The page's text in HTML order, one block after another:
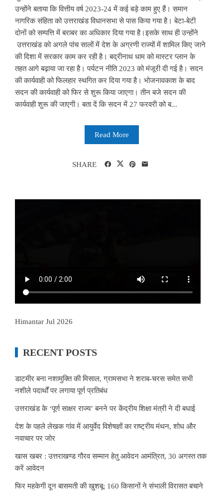
उन्होंने बताया कि वित्तीय वर्ष 2023-24 में कई बड़े काम हुए हैं। समान
नागरिक संहिता को उत्तराखंड विधानसभा से पास किया गया है। बेटा-बेटी
दोनों को सम्पत्ति में बराबर का अधिकार दिया गया है।इसके साथ ही उन्होंने
उत्तराखंड को अगले पांच सालों में देश के अग्रणी राज्यों में शामिल किए जाने
की दिशा में सरकार काम कर रही है। बद्रीनाथ धाम को मास्टर प्लान के
तहत आगे बढ़ाया जा रहा है। पर्यटन नीति 2023 को मंजूरी दी गई है। सदन
की कार्यवाही को फिलहार स्थगित कर दिया गया है। भोजनावकाश के बाद
सदन की कार्यवाही को फिर से शुरू किया जाएगा। तीन बजे सदन की
कार्यवाही शुरू की जाएगी। बता दें कि सदन में 27 फरवरी को ब...
Read More
SHARE
Himantar Jul 2026
RECENT POSTS
डाटमीर बना नशामुक्ति की मिसाल, ग्रामसभा ने शराब-चरस समेत सभी
नशीले पदार्थों पर लगाया पूर्ण प्रतिबंध
उत्तराखंड के ‘पूर्ण साक्षर राज्य’ बनने पर केंद्रीय शिक्षा मंत्री ने दी बधाई
देश के पहले लेखक गांव में आयुर्वेद विशेषज्ञों का राष्ट्रीय मंथन, शोध और
नवाचार पर जोर
खास खबर : उत्तराखण्ड गौरव सम्मान हेतु आवेदन आमंत्रित, 30 अगस्त तक
करें आवेदन
फिर महकेगी दून बासमती की खुशबू: 160 किसानों ने संभाली विरासत बचाने